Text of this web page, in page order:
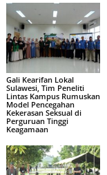
Gali Kearifan Lokal
Sulawesi, Tim Peneliti
Lintas Kampus Rumuskan
Model Pencegahan
Kekerasan Seksual di
Perguruan Tinggi
Keagamaan